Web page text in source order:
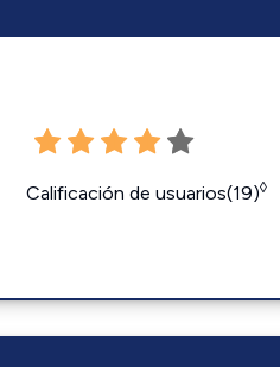
Calificación de usuarios(19)◊